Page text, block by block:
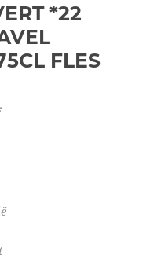
*22
FLES